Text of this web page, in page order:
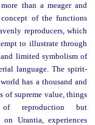
than a meager and
of the functions
reproducers, which
to illustrate through
and limited symbolism of
language. The spirit-
has a thousand and
of supreme value, things
reproduction but
on Urantia, experiences